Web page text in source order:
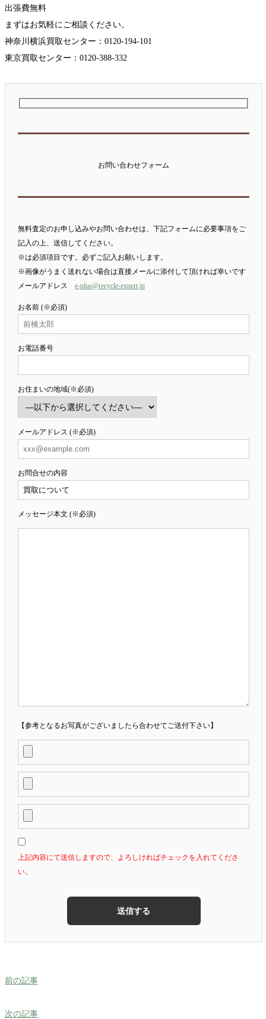
出張費無料
まずはお気軽にご相談ください。
神奈川横浜買取センター：0120-194-101
東京買取センター：0120-388-332
お問い合わせフォーム
無料査定のお申し込みやお問い合わせは、下記フォームに必要事項をご
記入の上、送信してください。
※は必須項目です。必ずご記入お願いします。
※画像がうまく送れない場合は直接メールに添付して頂ければ幸いです
メールアドレス e-plus@recycle-expert.jp
お名前 (※必須)
お電話番号
お住まいの地域(※必須)
メールアドレス (※必須)
お問合せの内容
メッセージ本文 (※必須)
【参考となるお写真がございましたら合わせてご送付下さい】
上記内容にて送信しますので、よろしければチェックを入れてくださ
い。
前の記事
次の記事